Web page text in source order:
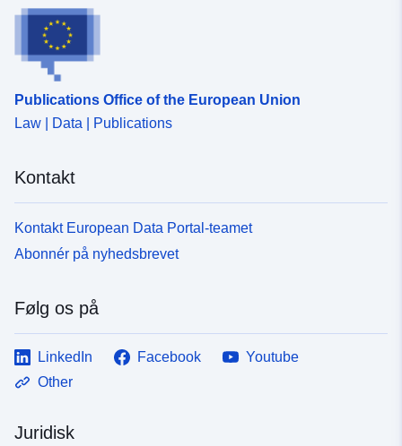
Publications Office of the European Union
Law | Data | Publications
Kontakt
Kontakt European Data Portal-teamet
Abonnér på nyhedsbrevet
Følg os på
LinkedIn Facebook
Youtube
Other
Juridisk